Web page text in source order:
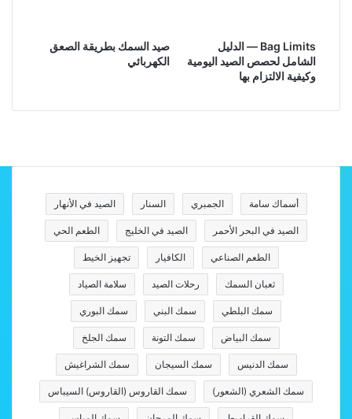
صيد السمك بطريقة الصعق
الكهربائي
Bag Limits — الدليل
الشامل لحصص الصيد اليومية
وكيفية الالتزام بها
أسماك سامة الجمبري السنار الصيد في الأنهار
الصيد في البحر الأحمر الصيد في الخليج الطعم الحي
الطعم الصناعي الكافيار تجهيز الخيط
ثعبان السمك رحلات الصيد سلامة الصياد
سمك البلطي سمك البني سمك البوري
سمك البياض سمك التونة سمك الجلخ
سمك الدنيس سمك السيجان سمك الشراغيش
سمك الشعري (الشعور) سمك القاروس (القاروس) السيباس